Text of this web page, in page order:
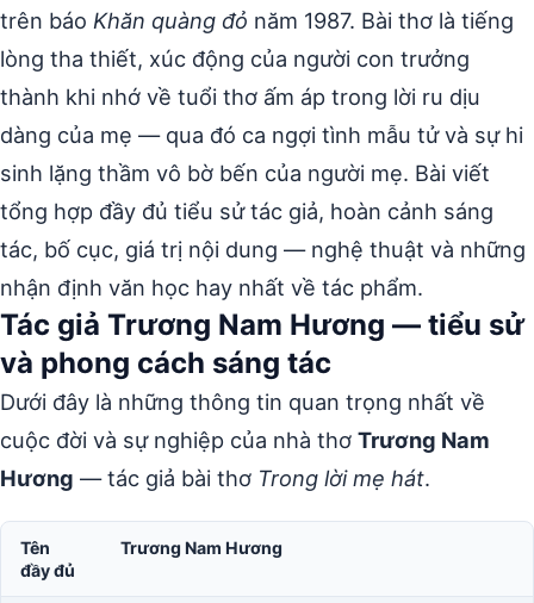
trên báo Khăn quàng đỏ năm 1987. Bài thơ là tiếng
lòng tha thiết, xúc động của người con trưởng
thành khi nhớ về tuổi thơ ấm áp trong lời ru dịu
dàng của mẹ — qua đó ca ngợi tình mẫu tử và sự hi
sinh lặng thầm vô bờ bến của người mẹ. Bài viết
tổng hợp đầy đủ tiểu sử tác giả, hoàn cảnh sáng
tác, bố cục, giá trị nội dung — nghệ thuật và những
nhận định văn học hay nhất về tác phẩm.
Tác giả Trương Nam Hương — tiểu sử
và phong cách sáng tác
Dưới đây là những thông tin quan trọng nhất về
cuộc đời và sự nghiệp của nhà thơ Trương Nam
Hương — tác giả bài thơ Trong lời mẹ hát.
Tên
đầy đủ
Trương Nam Hương